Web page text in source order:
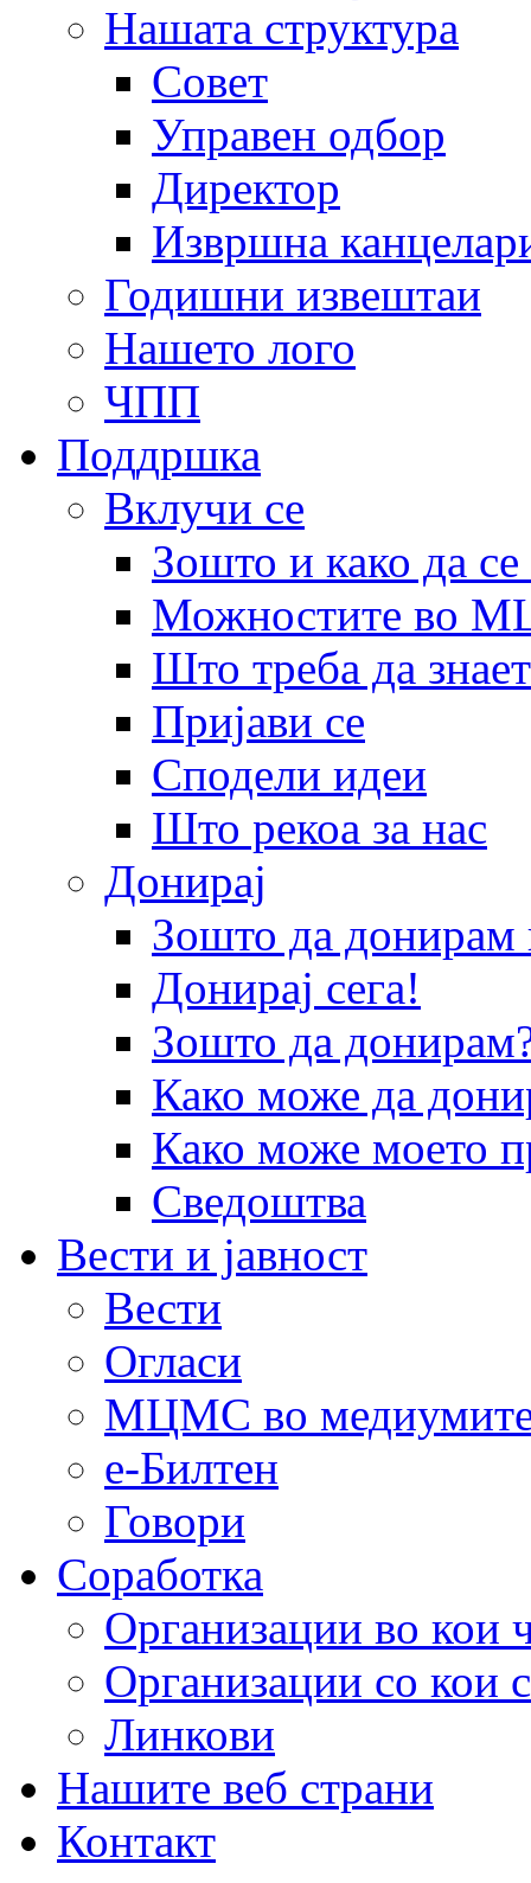
Нашата структура
Совет
Управен одбор
Директор
Извршна
Годишни извештаи
Нашето лого
ЧПП
Поддршка
Вклучи се
Зошто и како да
Можностите во
Што треба да
Пријави се
Сподели идеи
Што рекоа за нас
Донирај
Зошто да
Донирај сега!
Зошто да
Како може да
Како може моето
Сведоштва
Вести и јавност
Вести
Огласи
МЦМС во
е-Билтен
Говори
Соработка
Организации во кои
Организации со кои
Линкови
Нашите веб страни
Контакт